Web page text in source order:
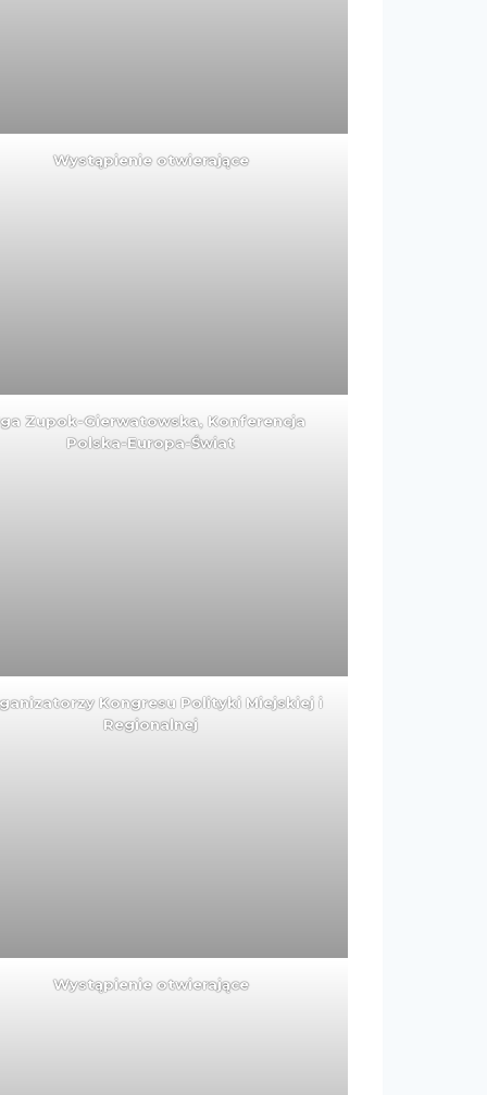
Wystąpienie otwierające
Zupok-Gierwatowska, Konferencja
Polska-Europa-Świat
Kongresu Polityki Miejskiej i
Regionalnej
Wystąpienie otwierające